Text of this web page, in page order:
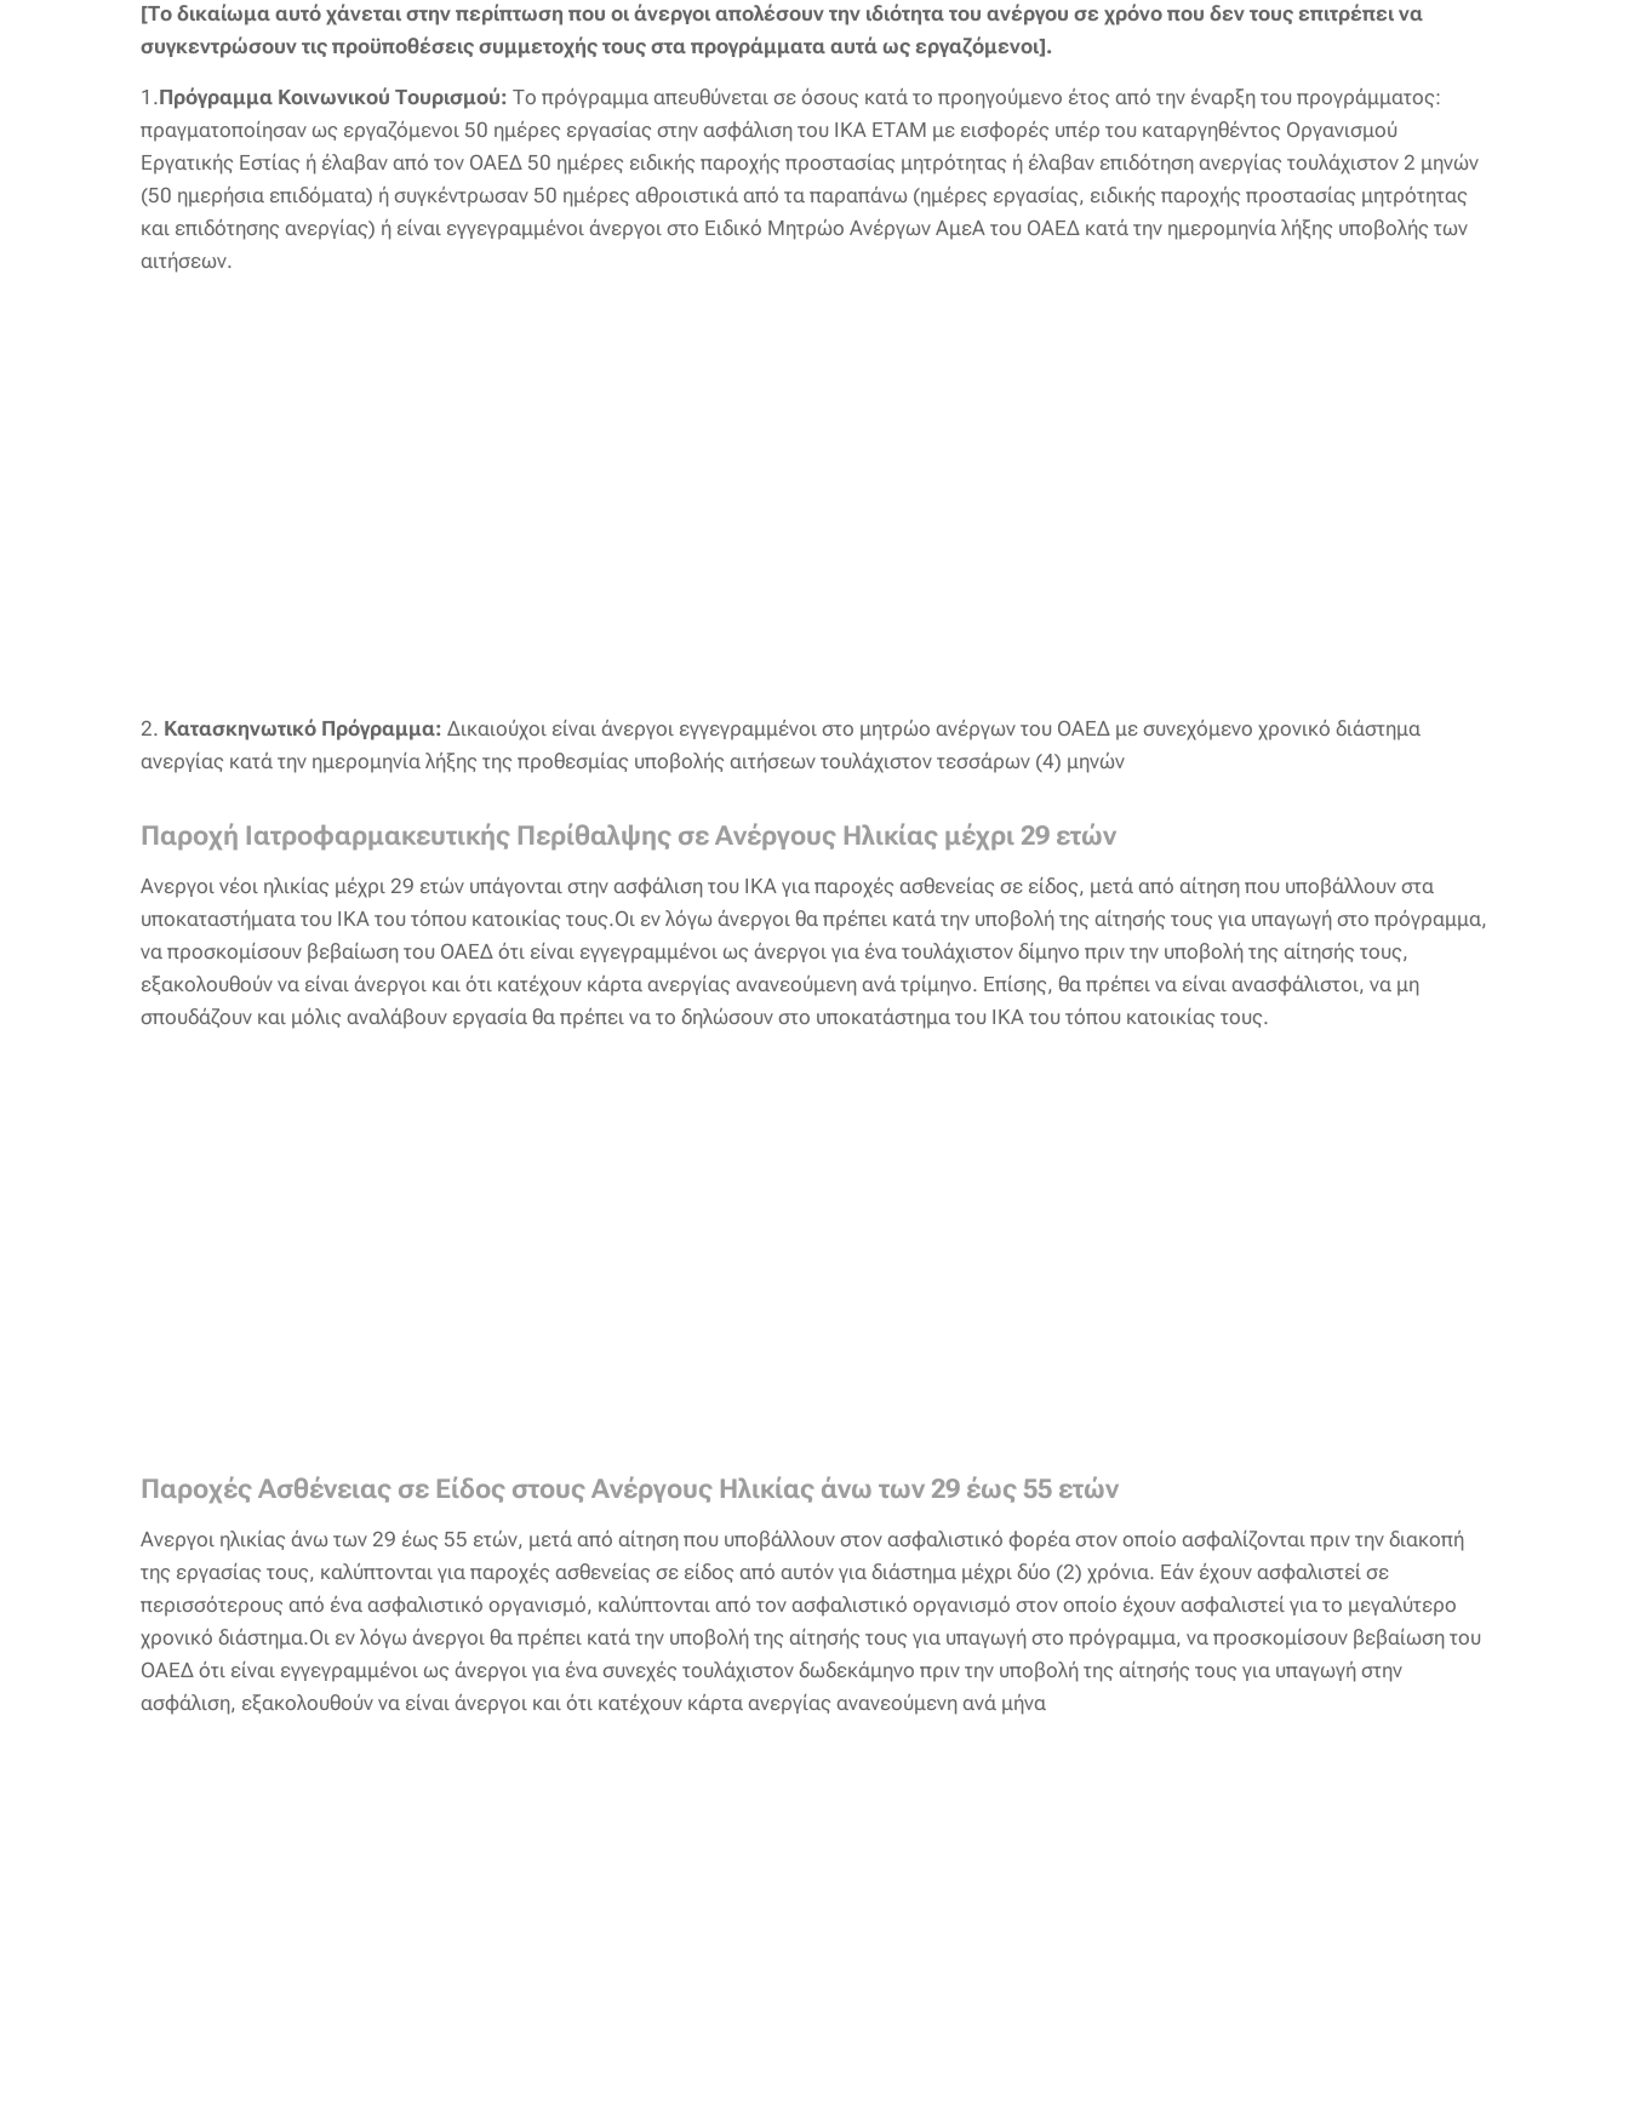
[Το δικαίωμα αυτό χάνεται στην περίπτωση που οι άνεργοι απολέσουν την ιδιότητα του ανέργου σε χρόνο που δεν τους επιτρέπει να
συγκεντρώσουν τις προϋποθέσεις συμμετοχής τους στα προγράμματα αυτά ως εργαζόμενοι].
1.Πρόγραμμα Κοινωνικού Τουρισμού: Το πρόγραμμα απευθύνεται σε όσους κατά το προηγούμενο έτος από την έναρξη του προγράμματος:
πραγματοποίησαν ως εργαζόμενοι 50 ημέρες εργασίας στην ασφάλιση του ΙΚΑ ΕΤΑΜ με εισφορές υπέρ του καταργηθέντος Οργανισμού
Εργατικής Εστίας ή έλαβαν από τον ΟΑΕΔ 50 ημέρες ειδικής παροχής προστασίας μητρότητας ή έλαβαν επιδότηση ανεργίας τουλάχιστον 2 μηνών
(50 ημερήσια επιδόματα) ή συγκέντρωσαν 50 ημέρες αθροιστικά από τα παραπάνω (ημέρες εργασίας, ειδικής παροχής προστασίας μητρότητας
και επιδότησης ανεργίας) ή είναι εγγεγραμμένοι άνεργοι στο Ειδικό Μητρώο Ανέργων ΑμεΑ του ΟΑΕΔ κατά την ημερομηνία λήξης υποβολής των
αιτήσεων.
2. Κατασκηνωτικό Πρόγραμμα: Δικαιούχοι είναι άνεργοι εγγεγραμμένοι στο μητρώο ανέργων του ΟΑΕΔ με συνεχόμενο χρονικό διάστημα
ανεργίας κατά την ημερομηνία λήξης της προθεσμίας υποβολής αιτήσεων τουλάχιστον τεσσάρων (4) μηνών
Παροχή Ιατροφαρμακευτικής Περίθαλψης σε Ανέργους Ηλικίας μέχρι 29 ετών
Ανεργοι νέοι ηλικίας μέχρι 29 ετών υπάγονται στην ασφάλιση του ΙΚΑ για παροχές ασθενείας σε είδος, μετά από αίτηση που υποβάλλουν στα
υποκαταστήματα του ΙΚΑ του τόπου κατοικίας τους.Οι εν λόγω άνεργοι θα πρέπει κατά την υποβολή της αίτησής τους για υπαγωγή στο πρόγραμμα,
να προσκομίσουν βεβαίωση του ΟΑΕΔ ότι είναι εγγεγραμμένοι ως άνεργοι για ένα τουλάχιστον δίμηνο πριν την υποβολή της αίτησής τους,
εξακολουθούν να είναι άνεργοι και ότι κατέχουν κάρτα ανεργίας ανανεούμενη ανά τρίμηνο. Επίσης, θα πρέπει να είναι ανασφάλιστοι, να μη
σπουδάζουν και μόλις αναλάβουν εργασία θα πρέπει να το δηλώσουν στο υποκατάστημα του ΙΚΑ του τόπου κατοικίας τους.
Παροχές Ασθένειας σε Είδος στους Ανέργους Ηλικίας άνω των 29 έως 55 ετών
Ανεργοι ηλικίας άνω των 29 έως 55 ετών, μετά από αίτηση που υποβάλλουν στον ασφαλιστικό φορέα στον οποίο ασφαλίζονται πριν την διακοπή
της εργασίας τους, καλύπτονται για παροχές ασθενείας σε είδος από αυτόν για διάστημα μέχρι δύο (2) χρόνια. Εάν έχουν ασφαλιστεί σε
περισσότερους από ένα ασφαλιστικό οργανισμό, καλύπτονται από τον ασφαλιστικό οργανισμό στον οποίο έχουν ασφαλιστεί για το μεγαλύτερο
χρονικό διάστημα.Οι εν λόγω άνεργοι θα πρέπει κατά την υποβολή της αίτησής τους για υπαγωγή στο πρόγραμμα, να προσκομίσουν βεβαίωση του
ΟΑΕΔ ότι είναι εγγεγραμμένοι ως άνεργοι για ένα συνεχές τουλάχιστον δωδεκάμηνο πριν την υποβολή της αίτησής τους για υπαγωγή στην
ασφάλιση, εξακολουθούν να είναι άνεργοι και ότι κατέχουν κάρτα ανεργίας ανανεούμενη ανά μήνα